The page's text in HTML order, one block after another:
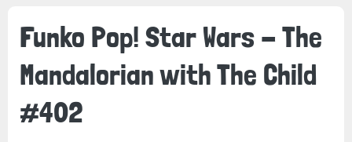
Funko Pop! Star Wars - The
Mandalorian with The Child
#402